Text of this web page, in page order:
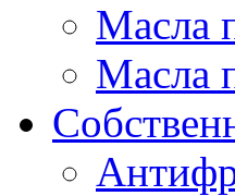
Масла
Масла